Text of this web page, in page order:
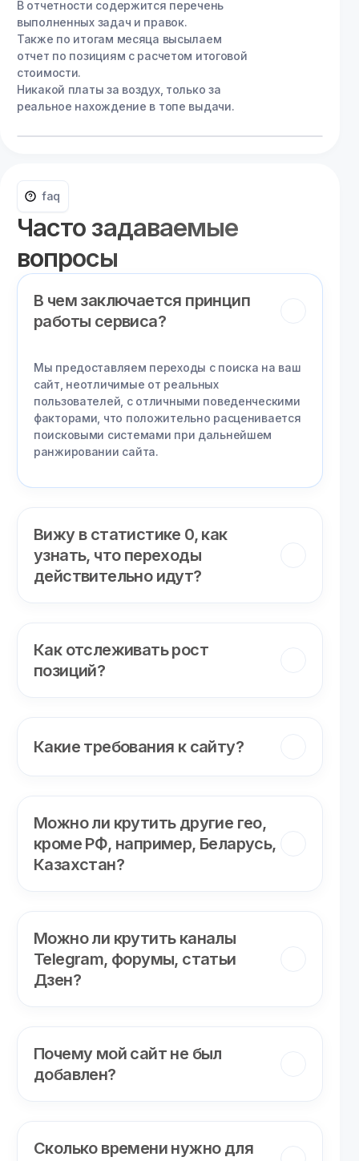
В отчетности содержится перечень
выполненных задач и правок.
Также по итогам месяца высылаем
отчет по позициям с расчетом итоговой
стоимости.
Никакой платы за воздух, только за
реальное нахождение в топе выдачи.
faq
Часто задаваемые
вопросы
В чем заключается принцип
работы сервиса?
Мы предоставляем переходы с поиска на ваш
сайт, неотличимые от реальных
пользователей, с отличными поведенческими
факторами, что положительно расценивается
поисковыми системами при дальнейшем
ранжировании сайта.
Вижу в статистике 0, как
узнать, что переходы
действительно идут?
Как отслеживать рост
позиций?
Какие требования к сайту?
Можно ли крутить другие гео,
кроме РФ, например, Беларусь,
Казахстан?
Можно ли крутить каналы
Telegram, форумы, статьи
Дзен?
Почему мой сайт не был
добавлен?
Сколько времени нужно для